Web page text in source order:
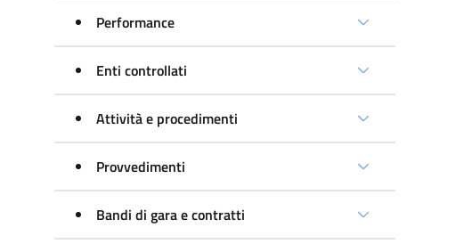
Performance
Enti controllati
Attività e procedimenti
Provvedimenti
Bandi di gara e contratti